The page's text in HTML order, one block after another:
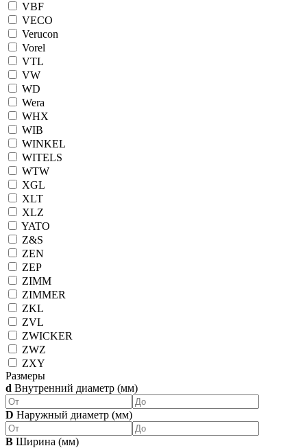
VBF
VECO
Verucon
Vorel
VTL
VW
WD
Wera
WHX
WIB
WINKEL
WITELS
WTW
XGL
XLT
XLZ
YATO
Z&S
ZEN
ZEP
ZIMM
ZIMMER
ZKL
ZVL
ZWICKER
ZWZ
ZXY
Размеры
d Внутренний диаметр (мм)
D Наружный диаметр (мм)
B Ширина (мм)